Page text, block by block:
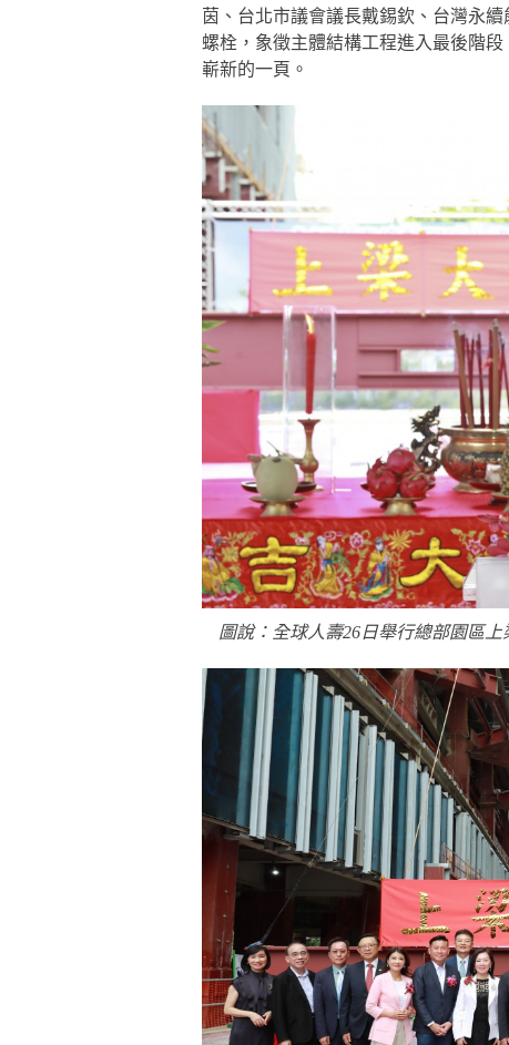
茵、台北市議會議長戴錫欽、台灣永
螺栓，象徵主體結構工程進入最後階
嶄新的一頁。
圖說：全球人壽26日舉行總部園區